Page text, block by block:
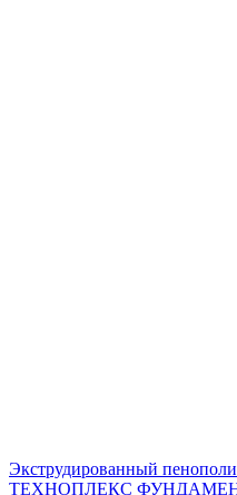
Экструдированный
ТЕХНОПЛЕКС ФУНДАМЕНТ